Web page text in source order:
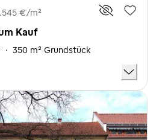
€/m²
Kauf
· 350 m² Grundstück